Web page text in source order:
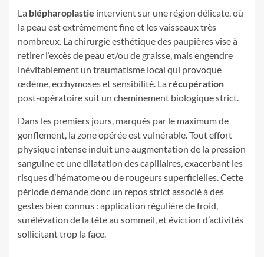
La blépharoplastie intervient sur une région délicate, où
la peau est extrêmement fine et les vaisseaux très
nombreux. La chirurgie esthétique des paupières vise à
retirer l’excès de peau et/ou de graisse, mais engendre
inévitablement un traumatisme local qui provoque
œdème, ecchymoses et sensibilité. La récupération
post-opératoire suit un cheminement biologique strict.
Dans les premiers jours, marqués par le maximum de
gonflement, la zone opérée est vulnérable. Tout effort
physique intense induit une augmentation de la pression
sanguine et une dilatation des capillaires, exacerbant les
risques d’hématome ou de rougeurs superficielles. Cette
période demande donc un repos strict associé à des
gestes bien connus : application régulière de froid,
surélévation de la tête au sommeil, et éviction d’activités
sollicitant trop la face.